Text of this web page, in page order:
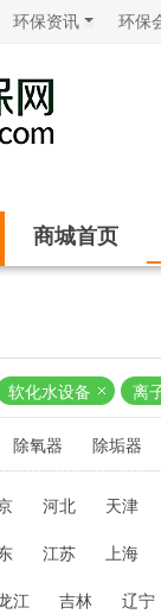
环保资讯 环保
商城首页
软化水设备 离
除氧器 除垢器
河北 天津
江苏 上海
江 吉林 辽宁